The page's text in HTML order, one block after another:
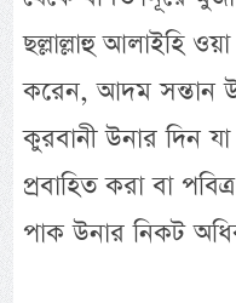
ছল্লাল্লাহু আলাইহি
করেন, আদম সন্তান
কুরবানী উনার দিন
প্রবাহিত করা বা
পাক উনার নিকট অধিক